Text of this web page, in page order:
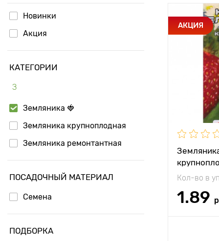
Новинки
Акция
КАТЕГОРИИ
З
Земляника 🍓
Земляника крупноплодная
Земляника ремонтантная
ПОСАДОЧНЫЙ МАТЕРИАЛ
Семена
ПОДБОРКА
АКЦИЯ
Кол-во в
1.89
Высота
Растояние
растениями
Вес плода